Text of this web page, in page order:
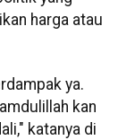
harga atau
ya.
kan
katanya di